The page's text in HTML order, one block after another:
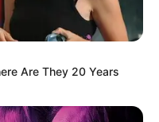
Are They 20 Years